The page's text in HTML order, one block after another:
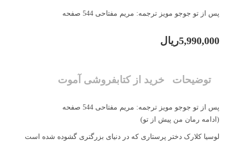
پس از تو جوجو مویز ترجمه: مریم مفتاحی 544 صفحه
5,990,000ریال
توضیحات خرید از کتابفروشی آموت
پس از تو جوجو مویز ترجمه: مریم مفتاحی 544 صفحه
(ادامه رمان من پیش از تو)
لوسیا کلارک دختر پرستاری که در دنیای بزرگتری گشوده شده است